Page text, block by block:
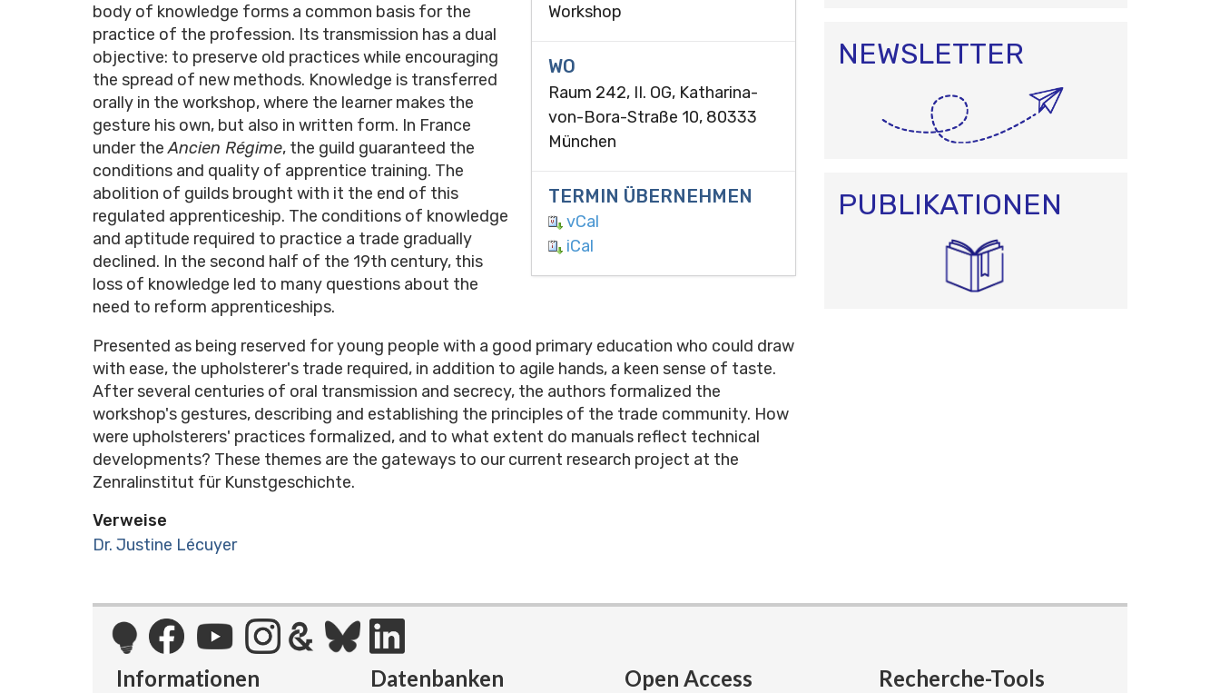
Workshop
WO
Raum 242, II. OG, Katharina-
von-Bora-Straße 10, 80333
München
TERMIN ÜBERNEHMEN
vCal
iCal
body of knowledge forms a common basis for the
practice of the profession. Its transmission has a dual
objective: to preserve old practices while encouraging
the spread of new methods. Knowledge is transferred
orally in the workshop, where the learner makes the
gesture his own, but also in written form. In France
under theAncien Régime, the guild guaranteed the
conditions and quality of apprentice training. The
abolition of guilds brought with it the end of this
regulated apprenticeship. The conditions of knowledge
and aptitude required to practice a trade gradually
declined. In the second half of the 19th century, this
loss of knowledge led to many questions about the
need to reform apprenticeships.
Presented as being reserved for young people with a good primary education who could draw
with ease, the upholsterer's trade required, in addition to agile hands, a keen sense of taste.
After several centuries of oral transmission and secrecy, the authors formalized the
workshop's gestures, describing and establishing the principles of the trade community. How
were upholsterers' practices formalized, and to what extent do manuals reflect technical
developments? These themes are the gateways to our current research project at the
Zenralinstitut für Kunstgeschichte.
Verweise
Dr. Justine Lécuyer
NEWSLETTER
PUBLIKATIONEN
Informationen Datenbanken Open Access Recherche-Tools